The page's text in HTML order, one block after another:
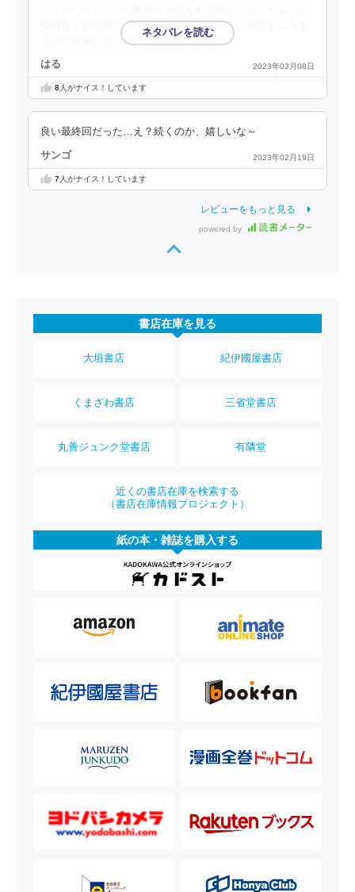
福田さんが不憫だったけど。世話焼きすぎて怨念すらもま
さかの状態になっていて面白かったです。
はる 2023年03月08日
8人がナイス！しています
良い最終回だった…え？続くのか、嬉しいな～
サンゴ 2023年02月19日
7人がナイス！しています
レビューをもっと見る
powered by
書店在庫を見る
大垣書店 紀伊國屋書店
くまざわ書店 三省堂書店
丸善ジュンク堂書店 有隣堂
近くの書店在庫を検索する
（書店在庫情報プロジェクト）
紙の本・雑誌を購入する